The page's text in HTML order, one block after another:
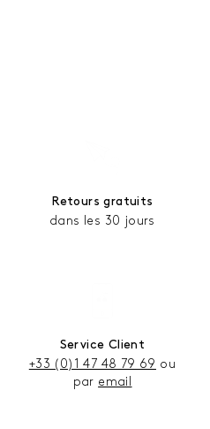
Retours gratuits
dans les 30 jours
Service Client
+33 (0)1 47 48 79 69 ou
par email